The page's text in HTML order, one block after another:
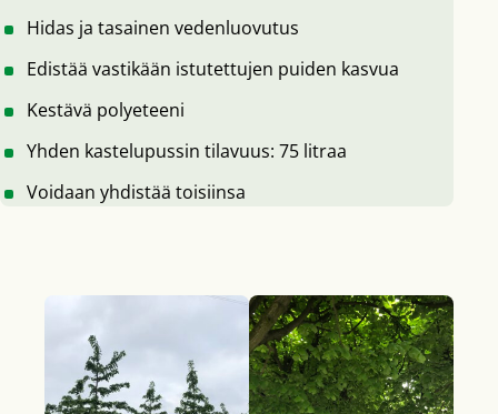
Hidas ja tasainen vedenluovutus
Edistää vastikään istutettujen puiden kasvua
Kestävä polyeteeni
Yhden kastelupussin tilavuus: 75 litraa
Voidaan yhdistää toisiinsa